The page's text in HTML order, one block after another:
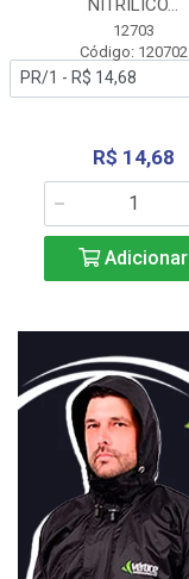
NITRÍLICO...
12703
Código: 120702
R$ 14,68
Adicionar